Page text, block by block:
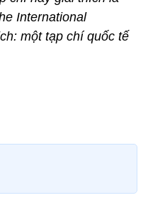
International
một tạp chí quốc tế